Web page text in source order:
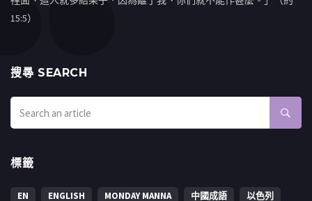
15:5）
搜㝷 SEARCH
標籤
EN ENGLISH MONDAY MANNA 中國成語
以色列